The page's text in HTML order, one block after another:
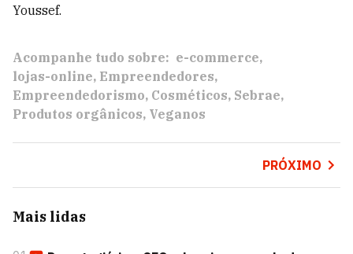
Youssef.
Acompanhe tudo sobre: e-commerce
lojas-online Empreendedores
Empreendedorismo Cosméticos Sebrae
Produtos orgânicos Veganos
PRÓXIMO
Mais lidas